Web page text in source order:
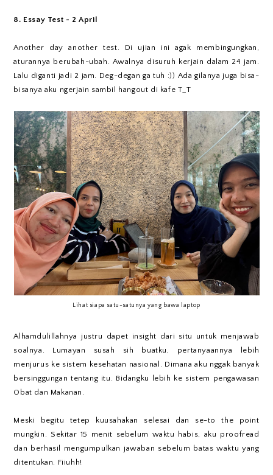
8. Essay Test - 2 April
Another day another test. Di ujian ini agak membingungkan,
aturannya berubah-ubah. Awalnya disuruh kerjain dalam 24 jam.
Lalu diganti jadi 2 jam. Deg-degan ga tuh :)) Ada gilanya juga bisa-
bisanya aku ngerjain sambil hangout di kafe T_T
Lihat siapa satu-satunya yang bawa laptop
Alhamdulillahnya justru dapet insight dari situ untuk menjawab
soalnya. Lumayan susah sih buatku, pertanyaannya lebih
menjurus ke sistem kesehatan nasional. Dimana aku nggak banyak
bersinggungan tentang itu. Bidangku lebih ke sistem pengawasan
Obat dan Makanan.
Meski begitu tetep kuusahakan selesai dan se-to the point
mungkin. Sekitar 15 menit sebelum waktu habis, aku proofread
dan berhasil mengumpulkan jawaban sebelum batas waktu yang
ditentukan. Fiiuhh!